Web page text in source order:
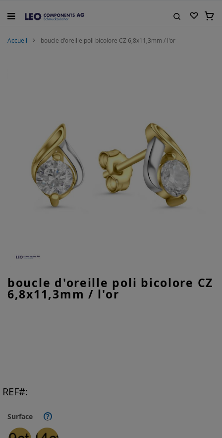
au
Mon
Accueil boucle d'oreille poli bicolore CZ 6,8x11,3mm / l'or
boucle d'oreille poli bicolore CZ
6,8x11,3mm / l'or
Surface ?
REF
to
the
beginning